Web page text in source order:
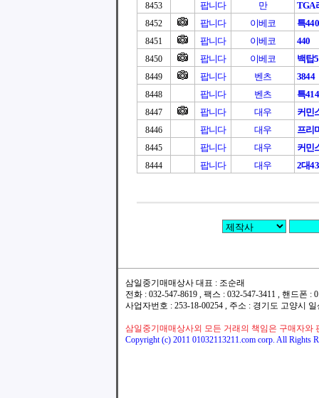
8453 팝니다 만 TGA
8452 팝니다 이베코 특440
8451 팝니다 이베코 440
8450 팝니다 이베코 백탑
8449 팝니다 벤츠 3844
8448 팝니다 벤츠 특
8447 팝니다 대우 커민
8446 팝니다 대우 프리
8445 팝니다 대우 커민
8444 팝니다 대우 2대
삼일중기매매상사 대표 : 조순래
전화 : 032-547-8619 , 팩스 : 032-547-3411 , 핸드폰
사업자번호 : 253-18-00254 , 주소 : 경기도 고양시
삼일중기매매상사외 모든 거래의 책임은 구매자와
Copyright (c) 2011 01032113211.com corp. All Rights